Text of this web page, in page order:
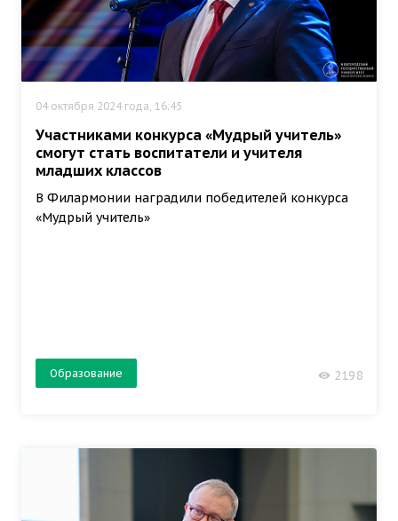
04 октября 2024 года, 16:45
Участниками конкурса «Мудрый учитель»
смогут стать воспитатели и учителя
младших классов
В Филармонии наградили победителей конкурса
«Мудрый учитель»
Образование 2198